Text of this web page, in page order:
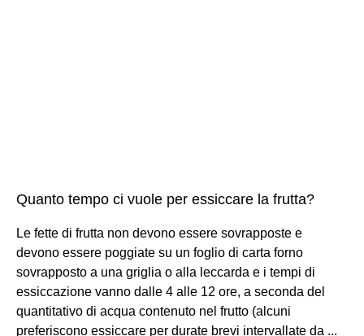
Quanto tempo ci vuole per essiccare la frutta?
Le fette di frutta non devono essere sovrapposte e
devono essere poggiate su un foglio di carta forno
sovrapposto a una griglia o alla leccarda e i tempi di
essiccazione vanno dalle 4 alle 12 ore, a seconda del
quantitativo di acqua contenuto nel frutto (alcuni
preferiscono essiccare per durate brevi intervallate da ...